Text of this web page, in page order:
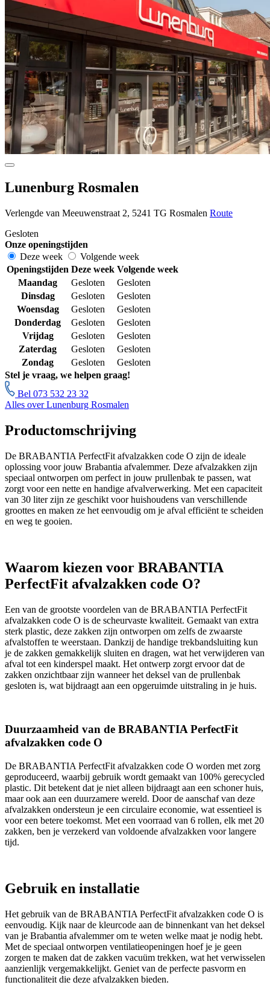
Lunenburg Rosmalen
Verlengde van Meeuwenstraat 2, 5241 TG Rosmalen Route
Gesloten
Onze openingstijden
Deze week
Volgende week
Openingstijden Deze week Volgende week
Maandag
Gesloten
Gesloten
Dinsdag
Gesloten
Gesloten
Woensdag
Gesloten
Gesloten
Donderdag
Gesloten
Gesloten
Vrijdag
Gesloten
Gesloten
Zaterdag
Gesloten
Gesloten
Zondag
Gesloten
Gesloten
Stel je vraag, we helpen graag!
Bel 073 532 23 32
Alles over Lunenburg Rosmalen
Productomschrijving
De BRABANTIA PerfectFit afvalzakken code O zijn de ideale
oplossing voor jouw Brabantia afvalemmer. Deze afvalzakken zijn
speciaal ontworpen om perfect in jouw prullenbak te passen, wat
zorgt voor een nette en handige afvalverwerking. Met een capaciteit
van 30 liter zijn ze geschikt voor huishoudens van verschillende
groottes en maken ze het eenvoudig om je afval efficiënt te scheiden
en weg te gooien.
Waarom kiezen voor BRABANTIA
PerfectFit afvalzakken code O?
Een van de grootste voordelen van de BRABANTIA PerfectFit
afvalzakken code O is de scheurvaste kwaliteit. Gemaakt van extra
sterk plastic, deze zakken zijn ontworpen om zelfs de zwaarste
afvalstoffen te weerstaan. Dankzij de handige trekbandsluiting kun
je de zakken gemakkelijk sluiten en dragen, wat het verwijderen van
afval tot een kinderspel maakt. Het ontwerp zorgt ervoor dat de
zakken onzichtbaar zijn wanneer het deksel van de prullenbak
gesloten is, wat bijdraagt aan een opgeruimde uitstraling in je huis.
Duurzaamheid van de BRABANTIA PerfectFit
afvalzakken code O
De BRABANTIA PerfectFit afvalzakken code O worden met zorg
geproduceerd, waarbij gebruik wordt gemaakt van 100% gerecycled
plastic. Dit betekent dat je niet alleen bijdraagt aan een schoner huis,
maar ook aan een duurzamere wereld. Door de aanschaf van deze
afvalzakken ondersteun je een circulaire economie, wat essentieel is
voor een betere toekomst. Met een voorraad van 6 rollen, elk met 20
zakken, ben je verzekerd van voldoende afvalzakken voor langere
tijd.
Gebruik en installatie
Het gebruik van de BRABANTIA PerfectFit afvalzakken code O is
eenvoudig. Kijk naar de kleurcode aan de binnenkant van het deksel
van je Brabantia afvalemmer om te weten welke maat je nodig hebt.
Met de speciaal ontworpen ventilatieopeningen hoef je je geen
zorgen te maken dat de zakken vacuüm trekken, wat het verwisselen
aanzienlijk vergemakkelijkt. Geniet van de perfecte pasvorm en
functionaliteit die deze afvalzakken bieden.